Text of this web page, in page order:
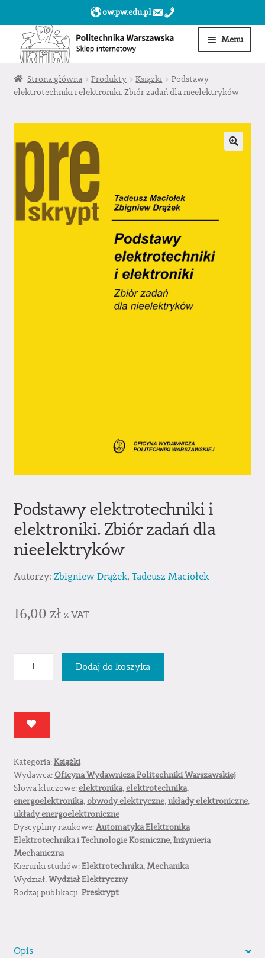
ow.pw.edu.pl
Przejdź
do
nawigacji
Przejdź
do
treści
Menu
Start
Moje konto
Sklep dla jednostek PW »
Strona główna Produkty Książki
Podstawy
elektrotechniki i elektroniki. Zbiór zadań dla nieelektryków
Podstawy elektrotechniki i
elektroniki. Zbiór zadań dla
nieelektryków
Autorzy: Zbigniew Drążek, Tadeusz Maciołek
16,00 zł z VAT
elektroniki.
dla
nieelektryków
Dodaj do koszyka
Kategoria:Książki
Wydawca: Oficyna Wydawnicza Politechniki Warszawskiej
Słowa kluczowe:elektronika,elektrotechnika,
energoelektronika,obwody elektryczne,układy elektroniczne,
układy energoelektroniczne
Dyscypliny naukowe:Automatyka Elektronika
Elektrotechnika i Technologie Kosmiczne,Inżynieria
Mechaniczna
Kierunki studiów:Elektrotechnika,Mechanika
Wydział:Wydział Elektryczny
Rodzaj publikacji:Preskrypt
Opis